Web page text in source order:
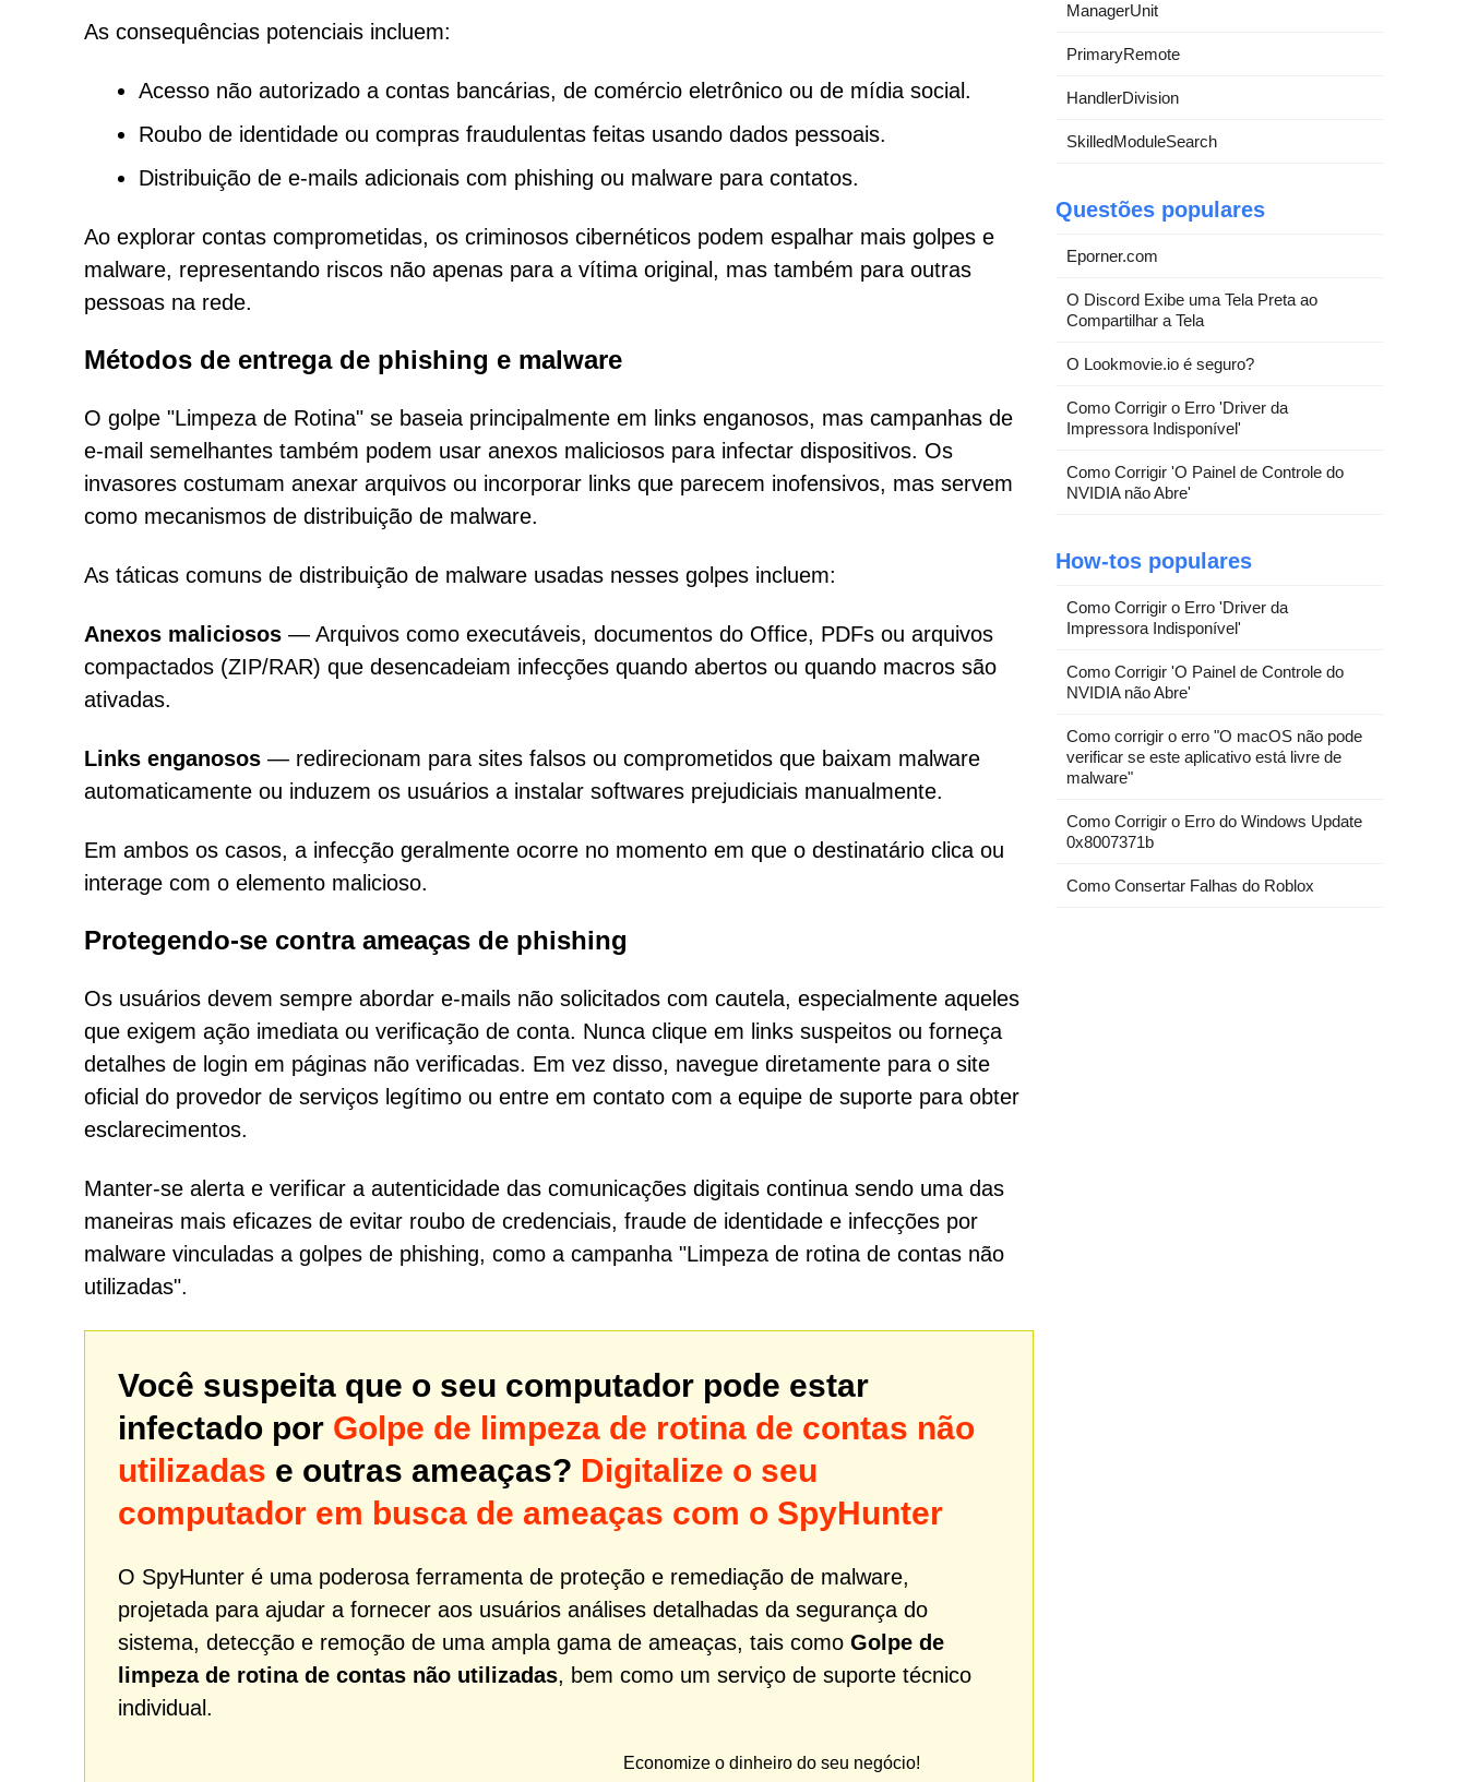
As consequências potenciais incluem:
Acesso não autorizado a contas bancárias, de comércio eletrônico ou de mídia social.
Roubo de identidade ou compras fraudulentas feitas usando dados pessoais.
Distribuição de e-mails adicionais com phishing ou malware para contatos.
Ao explorar contas comprometidas, os criminosos cibernéticos podem espalhar mais golpes e
malware, representando riscos não apenas para a vítima original, mas também para outras
pessoas na rede.
Métodos de entrega de phishing e malware
O golpe "Limpeza de Rotina" se baseia principalmente em links enganosos, mas campanhas de
e-mail semelhantes também podem usar anexos maliciosos para infectar dispositivos. Os
invasores costumam anexar arquivos ou incorporar links que parecem inofensivos, mas servem
como mecanismos de distribuição de malware.
As táticas comuns de distribuição de malware usadas nesses golpes incluem:
Anexos maliciosos — Arquivos como executáveis, documentos do Office, PDFs ou arquivos
compactados (ZIP/RAR) que desencadeiam infecções quando abertos ou quando macros são
ativadas.
Links enganosos — redirecionam para sites falsos ou comprometidos que baixam malware
automaticamente ou induzem os usuários a instalar softwares prejudiciais manualmente.
Em ambos os casos, a infecção geralmente ocorre no momento em que o destinatário clica ou
interage com o elemento malicioso.
Protegendo-se contra ameaças de phishing
Os usuários devem sempre abordar e-mails não solicitados com cautela, especialmente aqueles
que exigem ação imediata ou verificação de conta. Nunca clique em links suspeitos ou forneça
detalhes de login em páginas não verificadas. Em vez disso, navegue diretamente para o site
oficial do provedor de serviços legítimo ou entre em contato com a equipe de suporte para obter
esclarecimentos.
Manter-se alerta e verificar a autenticidade das comunicações digitais continua sendo uma das
maneiras mais eficazes de evitar roubo de credenciais, fraude de identidade e infecções por
malware vinculadas a golpes de phishing, como a campanha "Limpeza de rotina de contas não
utilizadas".
Você suspeita que o seu computador pode estar
infectado por Golpe de limpeza de rotina de contas não
utilizadas e outras ameaças? Digitalize o seu
computador em busca de ameaças com o SpyHunter
O SpyHunter é uma poderosa ferramenta de proteção e remediação de malware,
projetada para ajudar a fornecer aos usuários análises detalhadas da segurança do
sistema, detecção e remoção de uma ampla gama de ameaças, tais como Golpe de
limpeza de rotina de contas não utilizadas, bem como um serviço de suporte técnico
individual.
Economize o dinheiro do seu negócio!
ManagerUnit
PrimaryRemote
HandlerDivision
SkilledModuleSearch
Questões populares
Eporner.com
O Discord Exibe uma Tela Preta ao
Compartilhar a Tela
O Lookmovie.io é seguro?
Como Corrigir o Erro 'Driver da
Impressora Indisponível'
Como Corrigir 'O Painel de Controle do
NVIDIA não Abre'
How-tos populares
Como Corrigir o Erro 'Driver da
Impressora Indisponível'
Como Corrigir 'O Painel de Controle do
NVIDIA não Abre'
Como corrigir o erro "O macOS não pode
verificar se este aplicativo está livre de
malware"
Como Corrigir o Erro do Windows Update
0x8007371b
Como Consertar Falhas do Roblox